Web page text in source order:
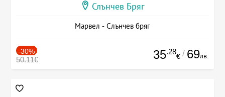
Слънчев Бряг
Марвел - Слънчев бряг
-30%
50.11€ 35.28
€ / 69лв.